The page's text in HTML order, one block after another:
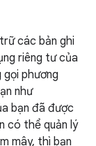
các bản ghi
riêng tư của
gọi phương
như
bạn đã được
có thể quản lý
mây, thì bạn